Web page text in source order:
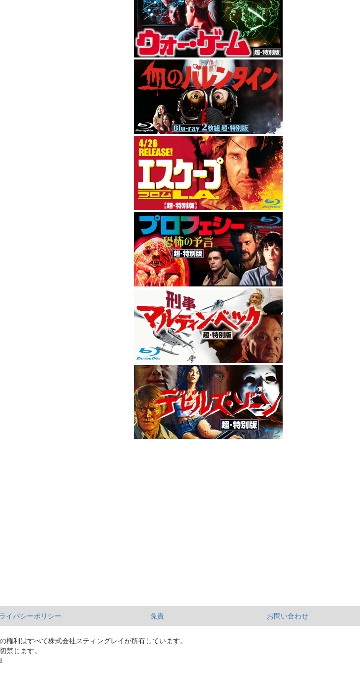
イバシーポリシー 免責 お問い合わせ
権利はすべて株式会社スティングレイが所有しています。
禁じます。